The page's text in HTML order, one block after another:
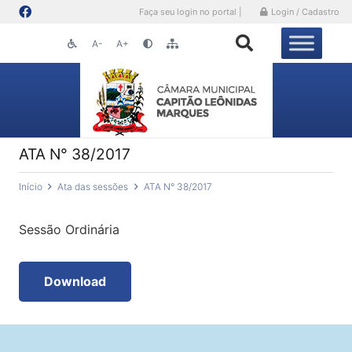
Faça seu login no portal | Login / Cadastro
A- A+
ATA N° 38/2017
Início Ata das sessões ATA N° 38/2017
Sessão Ordinária
Download